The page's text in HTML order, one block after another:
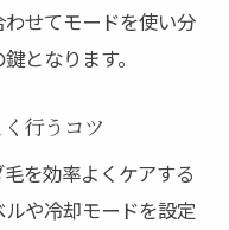
せてモードを使い分
となります。
行うコツ
を効率よくケアする
や冷却モードを設定